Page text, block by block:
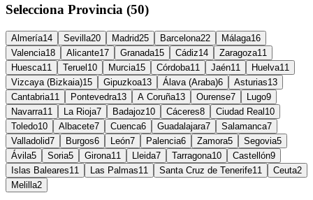
Selecciona Provincia (50)
Almería14 Sevilla20 Madrid25 Barcelona22 Málaga16
Valencia18 Alicante17 Granada15 Cádiz14 Zaragoza11
Huesca11 Teruel 10 Murcia15 Córdoba11 Jaén11 Huelva11
Vizcaya (Bizkaia)15 Gipuzkoa13 Álava (Araba)6 Asturias13
Cantabria11 Pontevedra13 A Coruña13 Ourense7 Lugo9
Navarra11 La Rioja7 Badajoz10 Cáceres8 Ciudad Real 10
Toledo10 Albacete7 Cuenca6 Guadalajara7 Salamanca7
Valladolid7 Burgos6 León7 Palencia6 Zamora5 Segovia5
Ávila5 Soria5 Girona11 Lleida7 Tarragona10 Castellón9
Islas Baleares11 Las Palmas11 Santa Cruz de Tenerife11 Ceuta2
Melilla2